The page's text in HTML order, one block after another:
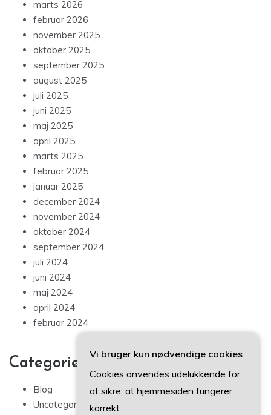
marts 2026
februar 2026
november 2025
oktober 2025
september 2025
august 2025
juli 2025
juni 2025
maj 2025
april 2025
marts 2025
februar 2025
januar 2025
december 2024
november 2024
oktober 2024
september 2024
juli 2024
juni 2024
maj 2024
april 2024
februar 2024
Categories
Blog
Uncategorized
Vi bruger kun nødvendige cookies
Cookies anvendes udelukkende for
at sikre, at hjemmesiden fungerer
korrekt.